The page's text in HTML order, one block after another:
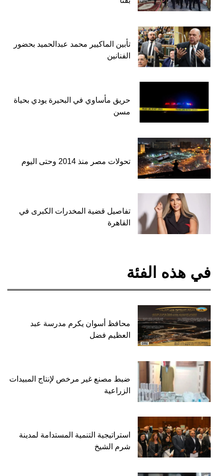
تأبين الماكيير محمد عبدالحميد بحضور
الفنانين
حريق مأساوي في البحيرة يودي بحياة
مسن
تحولات مصر منذ 2014 وحتى اليوم
تفاصيل قضية المخدرات الكبرى في
القاهرة
في هذه الفئة
محافظ أسوان يكرم مدرسة عبد
العظيم فضل
ضبط مصنع غير مرخص لإنتاج المبيدات
الزراعية
استراتيجية التنمية المستدامة لمدينة
شرم الشيخ